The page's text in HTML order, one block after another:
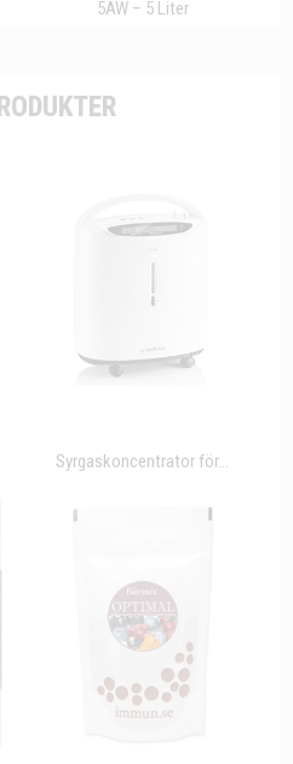
5AW – 5 Liter
Syrgaskoncentrator för...